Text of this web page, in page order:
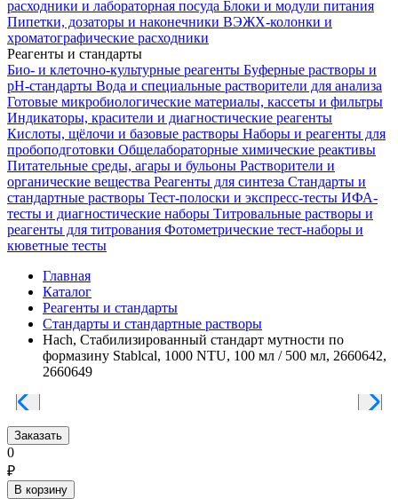
расходники и лабораторная посуда Блоки и модули питания
Пипетки, дозаторы и наконечники ВЭЖХ-колонки и
хроматографические расходники
Реагенты и стандарты
Био- и клеточно-культурные реагенты Буферные растворы и
pH-стандарты Вода и специальные растворители для анализа
Готовые микробиологические материалы, кассеты и фильтры
Индикаторы, красители и диагностические реагенты
Кислоты, щёлочи и базовые растворы Наборы и реагенты для
пробоподготовки Общелабораторные химические реактивы
Питательные среды, агары и бульоны Растворители и
органические вещества Реагенты для синтеза Стандарты и
стандартные растворы Тест-полоски и экспресс-тесты ИФА-
тесты и диагностические наборы Титровальные растворы и
реагенты для титрования Фотометрические тест-наборы и
кюветные тесты
Главная
Каталог
Реагенты и стандарты
Стандарты и стандартные растворы
Hach, Стабилизированный стандарт мутности по
формазину Stablcal, 1000 NTU, 100 мл / 500 мл, 2660642,
2660649
Заказать
0
₽
В корзину